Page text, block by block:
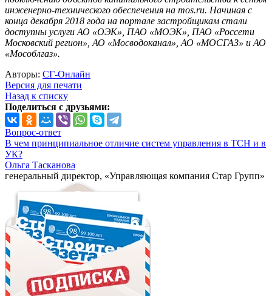
инженерно-технического обеспечения на mos.ru. Начиная с
конца декабря 2018 года на портале застройщикам стали
доступны услуги АО «ОЭК», ПАО «МОЭК», ПАО «Россети
Московский регион», АО «Мосводоканал», АО «МОСГАЗ» и АО
«Мособлгаз».
Авторы: СГ-Онлайн
Версия для печати
Назад к списку
Поделиться с друзьями:
Вопрос-ответ
В чем принципиальное отличие систем управления в ТСН и в
УК?
Ольга Тасканова
генеральный директор, «Управляющая компания Стар Групп»